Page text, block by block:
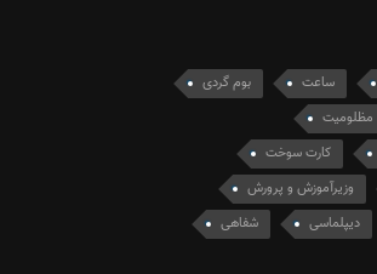
ساعت
بوم گردی
مظلومیت
کارت سوخت
وزیرآموزش و پرورش
دیپلماسی
شفاهی